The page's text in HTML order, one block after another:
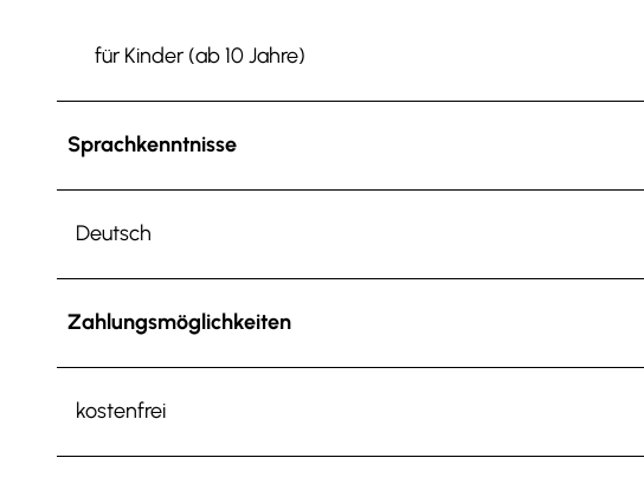
für Kinder (ab 10 Jahre)
Sprachkenntnisse
Deutsch
Zahlungsmöglichkeiten
kostenfrei